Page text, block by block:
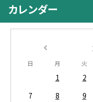
カレンダー
日 月 火
1 2
7
8 9